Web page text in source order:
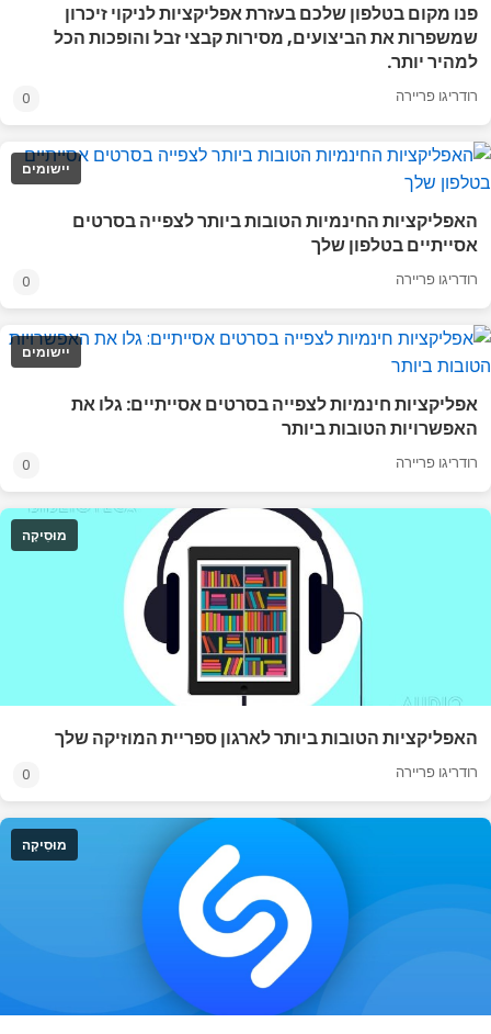
פנו מקום בטלפון שלכם בעזרת אפליקציות לניקוי זיכרון
שמשפרות את הביצועים, מסירות קבצי זבל והופכות הכל
למהיר יותר.
רודריגו פריירה 0
יישומים
האפליקציות החינמיות הטובות ביותר לצפייה בסרטים
אסייתיים בטלפון שלך
רודריגו פריירה 0
יישומים
אפליקציות חינמיות לצפייה בסרטים אסייתיים: גלו את
האפשרויות הטובות ביותר
רודריגו פריירה 0
מוּסִיקָה
האפליקציות הטובות ביותר לארגון ספריית המוזיקה שלך
רודריגו פריירה 0
מוּסִיקָה